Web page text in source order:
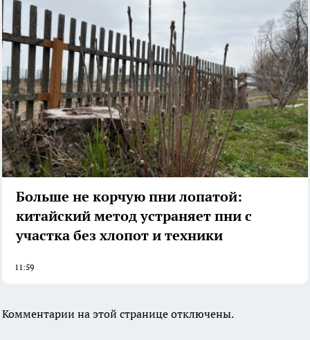
Больше не корчую пни лопатой:
китайский метод устраняет пни с
участка без хлопот и техники
11:59
Комментарии на этой странице отключены.